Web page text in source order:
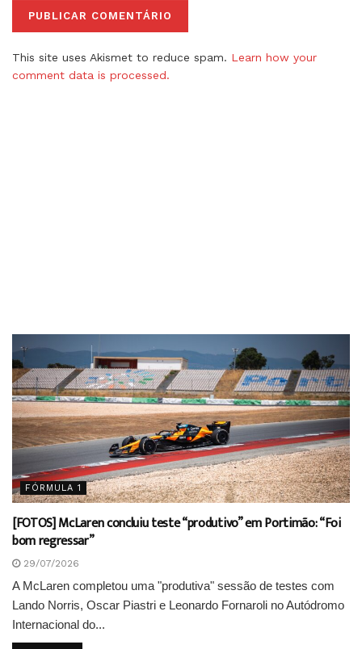
This site uses Akismet to reduce spam. Learn how your
comment data is processed.
FÓRMULA 1
[FOTOS] McLaren concluiu teste “produtivo” em Portimão: “Foi
bom regressar”
29/07/2026
A McLaren completou uma "produtiva" sessão de testes com
Lando Norris, Oscar Piastri e Leonardo Fornaroli no Autódromo
Internacional do...